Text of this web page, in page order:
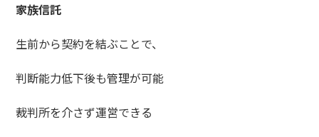
家族信託
生前から契約を結ぶことで、
判断能力低下後も管理が可能
裁判所を介さず運営できる